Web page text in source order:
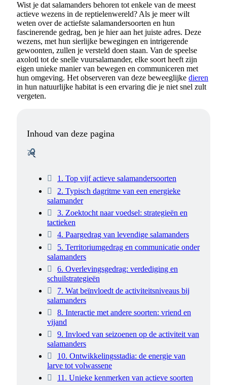
Wist je dat salamanders behoren tot enkele van de meest
actieve wezens in de reptielenwereld? Als je meer wilt
weten over de actiefste salamandersoorten en hun
fascinerende gedrag, ben je hier aan het juiste adres. Deze
wezens, met hun sierlijke bewegingen en intrigerende
gewoonten, zullen je versteld doen staan. Van de speelse
axolotl tot de snelle vuursalamander, elke soort heeft zijn
eigen unieke manier van bewegen en communiceren met
hun omgeving. Het observeren van deze beweeglijke dieren
in hun natuurlijke habitat is een ervaring die je niet snel zult
vergeten.
Inhoud van deze pagina
1. Top vijf actieve salamandersoorten
2. Typisch dagritme van een energieke
salamander
3. Zoektocht naar voedsel: strategieën en
tactieken
4. Paargedrag van levendige salamanders
5. Territoriumgedrag en communicatie onder
salamanders
6. Overlevingsgedrag: verdediging en
schuilstrategieën
7. Wat beïnvloedt de activiteitsniveaus bij
salamanders
8. Interactie met andere soorten: vriend en
vijand
9. Invloed van seizoenen op de activiteit van
salamanders
10. Ontwikkelingsstadia: de energie van
larve tot volwassene
11. Unieke kenmerken van actieve soorten